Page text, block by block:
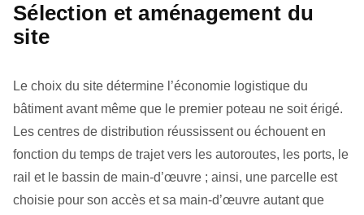
Sélection et aménagement du
site
Le choix du site détermine l’économie logistique du
bâtiment avant même que le premier poteau ne soit érigé.
Les centres de distribution réussissent ou échouent en
fonction du temps de trajet vers les autoroutes, les ports, le
rail et le bassin de main-d’œuvre ; ainsi, une parcelle est
choisie pour son accès et sa main-d’œuvre autant que